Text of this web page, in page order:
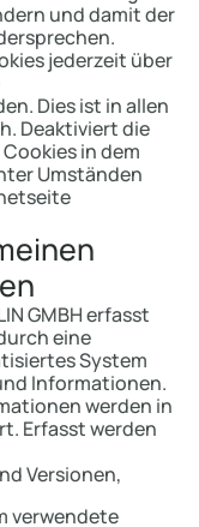
und damit der
jederzeit über
Dies ist in allen
Deaktiviert die
in dem
Umständen
GMBH erfasst
eine
System
Informationen.
werden in
Erfasst werden
Versionen,
verwendete